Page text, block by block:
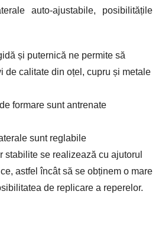
auto-ajustabile, posibilitățile
și puternică ne permite să
de calitate din oțel, cupru și metale
formare sunt antrenate
sunt reglabile
stabilite se realizează cu ajutorul
astfel încât să se obținem o mare
de replicare a reperelor.